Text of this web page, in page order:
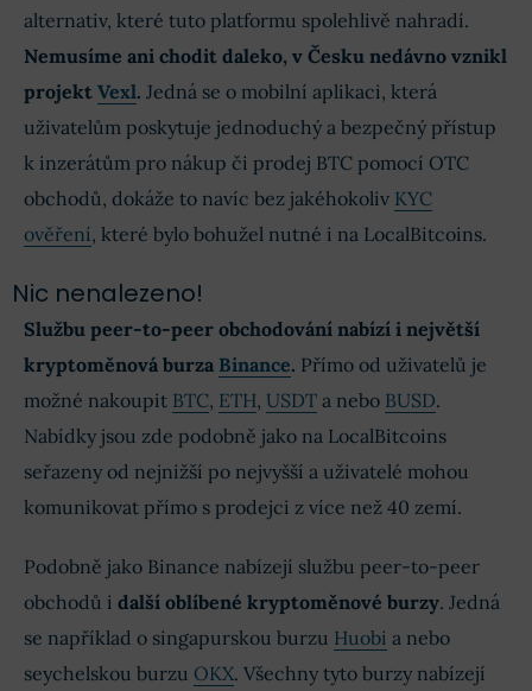
alternativ, které tuto platformu spolehlivě nahradí.
Nemusíme ani chodit daleko, v Česku nedávno vznikl
projekt Vexl. Jedná se o mobilní aplikaci, která
uživatelům poskytuje jednoduchý a bezpečný přístup
k inzerátům pro nákup či prodej BTC pomocí OTC
obchodů, dokáže to navíc bez jakéhokoliv KYC
ověření, které bylo bohužel nutné i na LocalBitcoins.
Nic nenalezeno!
Službu peer-to-peer obchodování nabízí i největší
kryptoměnová burza Binance. Přímo od uživatelů je
možné nakoupit BTC, ETH, USDT a nebo BUSD.
Nabídky jsou zde podobně jako na LocalBitcoins
seřazeny od nejnižší po nejvyšší a uživatelé mohou
komunikovat přímo s prodejci z více než 40 zemí.
Podobně jako Binance nabízejí službu peer-to-peer
obchodů i další oblíbené kryptoměnové burzy. Jedná
se například o singapurskou burzu Huobi a nebo
seychelskou burzu OKX. Všechny tyto burzy nabízejí